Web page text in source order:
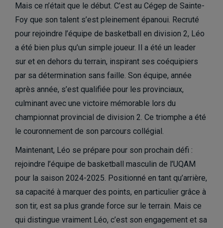
Mais ce n’était que le début. C’est au Cégep de Sainte-
Foy que son talent s’est pleinement épanoui. Recruté
pour rejoindre l’équipe de basketball en division 2, Léo
a été bien plus qu’un simple joueur. Il a été un leader
sur et en dehors du terrain, inspirant ses coéquipiers
par sa détermination sans faille. Son équipe, année
après année, s’est qualifiée pour les provinciaux,
culminant avec une victoire mémorable lors du
championnat provincial de division 2. Ce triomphe a été
le couronnement de son parcours collégial.
Maintenant, Léo se prépare pour son prochain défi :
rejoindre l’équipe de basketball masculin de l’UQAM
pour la saison 2024-2025. Positionné en tant qu’arrière,
sa capacité à marquer des points, en particulier grâce à
son tir, est sa plus grande force sur le terrain. Mais ce
qui distingue vraiment Léo, c’est son engagement et sa